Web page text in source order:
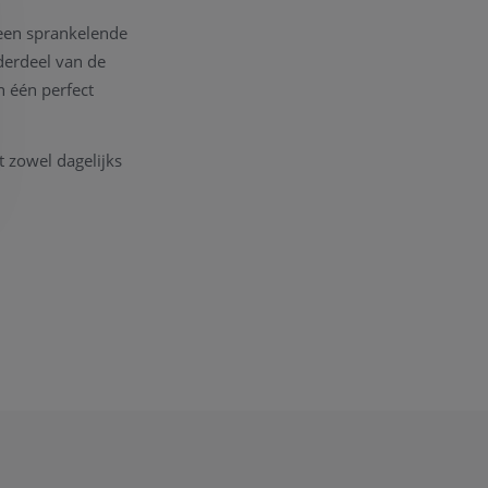
sprankelende
van de
één perfect
zowel dagelijks